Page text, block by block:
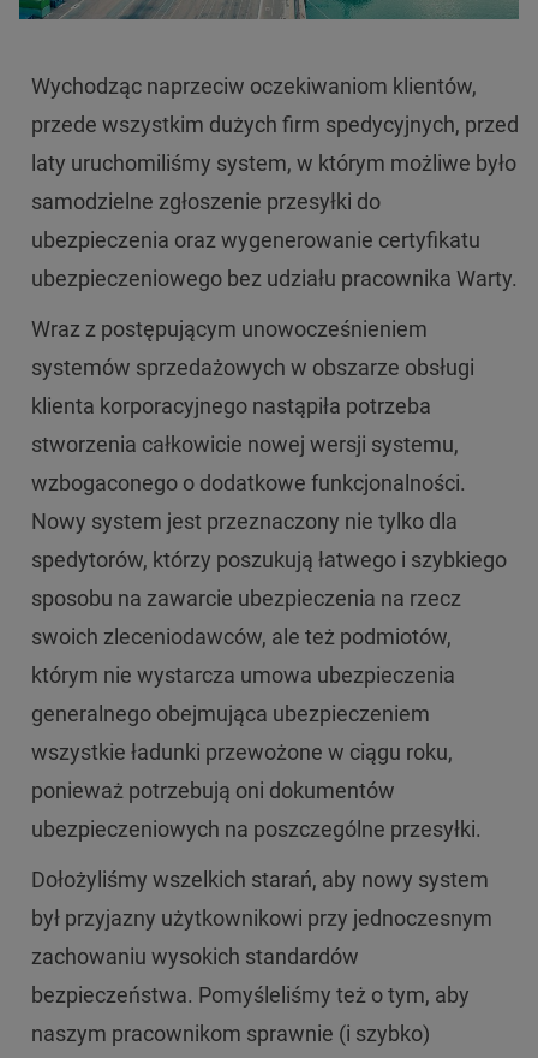
Wychodząc naprzeciw oczekiwaniom klientów,
przede wszystkim dużych firm spedycyjnych, przed
laty uruchomiliśmy system, w którym możliwe było
samodzielne zgłoszenie przesyłki do
ubezpieczenia oraz wygenerowanie certyfikatu
ubezpieczeniowego bez udziału pracownika Warty.
Wraz z postępującym unowocześnieniem
systemów sprzedażowych w obszarze obsługi
klienta korporacyjnego nastąpiła potrzeba
stworzenia całkowicie nowej wersji systemu,
wzbogaconego o dodatkowe funkcjonalności.
Nowy system jest przeznaczony nie tylko dla
spedytorów, którzy poszukują łatwego i szybkiego
sposobu na zawarcie ubezpieczenia na rzecz
swoich zleceniodawców, ale też podmiotów,
którym nie wystarcza umowa ubezpieczenia
generalnego obejmująca ubezpieczeniem
wszystkie ładunki przewożone w ciągu roku,
ponieważ potrzebują oni dokumentów
ubezpieczeniowych na poszczególne przesyłki.
Dołożyliśmy wszelkich starań, aby nowy system
był przyjazny użytkownikowi przy jednoczesnym
zachowaniu wysokich standardów
bezpieczeństwa. Pomyśleliśmy też o tym, aby
naszym pracownikom sprawnie (i szybko)